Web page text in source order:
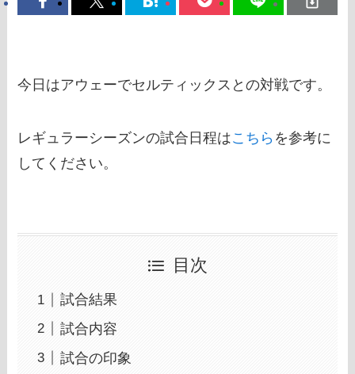
今日はアウェーでセルティックスとの対戦です。
レギュラーシーズンの試合日程はこちら を参考に
してください。
目次
試合結果
試合内容
試合の印象